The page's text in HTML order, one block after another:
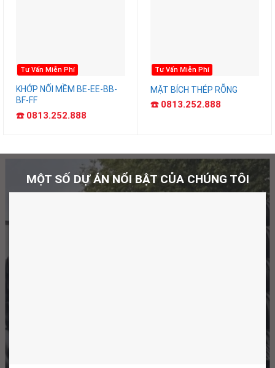
Tư Vấn Miễn Phí
KHỚP NỐI MỀM BE-EE-BB-
BF-FF
☎️ 0813.252.888
Tư Vấn Miễn Phí
MẶT BÍCH THÉP RỖNG
☎️ 0813.252.888
MỘT SỐ DỰ ÁN NỔI BẬT CỦA CHÚNG TÔI